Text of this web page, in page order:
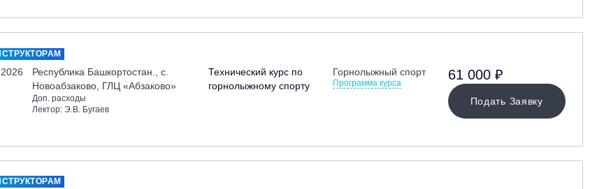
Республика Башкортостан., с.
Новоабзаково, ГЛЦ «Абзаково»
Доп. расходы
Лектор: Э.В. Бугаев
Технический курс по
горнолыжному спорту
Горнолыжный спорт
Программа курса
Подать Заявку
61 000 ₽